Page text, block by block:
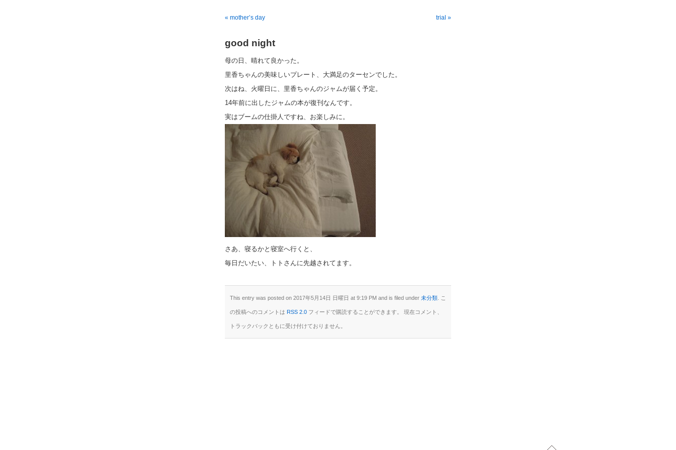
« mother’s day trial »
good night
母の日、晴れて良かった。
里香ちゃんの美味しいプレート、大満足のターセンでした。
次はね、火曜日に、里香ちゃんのジャムが届く予定。
14年前に出したジャムの本が復刊なんです。
実はブームの仕掛人ですね、お楽しみに。
さあ、寝るかと寝室へ行くと、
毎日だいたい、トトさんに先越されてます。
This entry was posted on 2017年5月14日 日曜日 at 9:19 PM and is filed under 未分類. こ
の投稿へのコメントは RSS 2.0フィードで購読することができます。 現在コメント、
トラックバックともに受け付けておりません。